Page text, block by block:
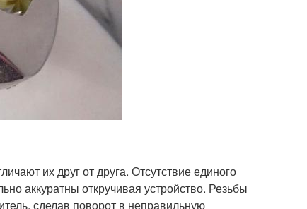
их друг от друга. Отсутствие единого
аккуратны откручивая устройство. Резьбы
сделав поворот в неправильную